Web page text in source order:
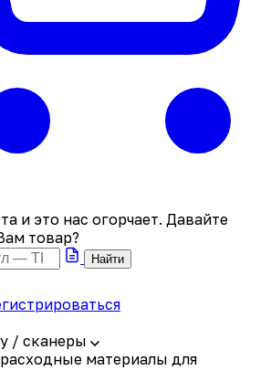
и это нас огорчает. Давайте
товар?
Найти
/ сканеры
материалы для